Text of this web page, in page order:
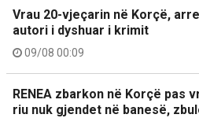
Vrau 20-vjeçarin në Korçë,
autori i dyshuar i krimit
09/08 00:09
RENEA zbarkon në Korçë pas
riu nuk gjendet në banesë,